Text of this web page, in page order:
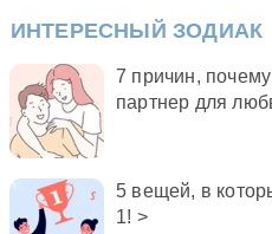
ИНТЕРЕСНЫЙ ЗОДИАК
7 причин,
партнер для
5 вещей, в
1! >